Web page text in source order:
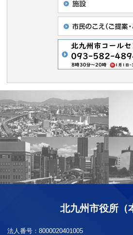
北九州市役所（
法人番号： 8000020401005